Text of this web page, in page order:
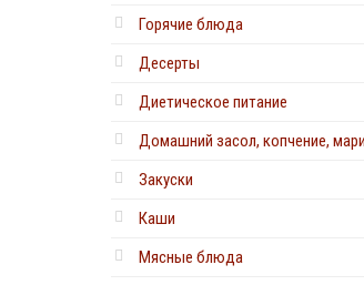
Горячие блюда
Десерты
Диетическое питание
Домашний засол, копчение,
Закуски
Каши
Мясные блюда